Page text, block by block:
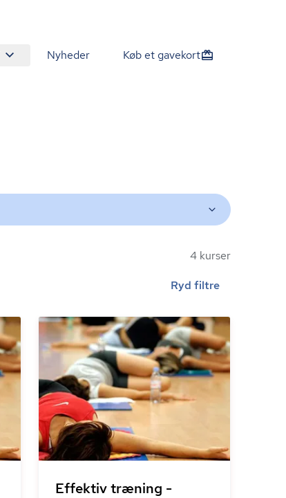
Nyheder Køb et gavekort
4 kurser
Ryd filtre
Effektiv træning -